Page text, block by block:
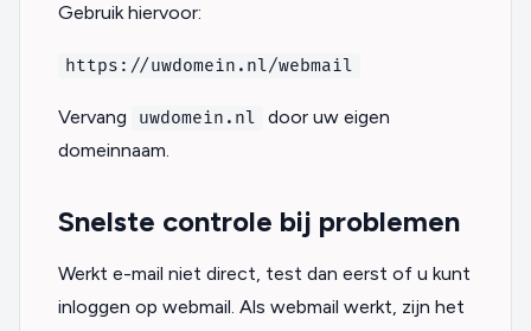
Gebruik hiervoor:
https://uwdomein.nl/webmail
Vervang uwdomein.nl
door uw eigen
domeinnaam.
Snelste controle bij problemen
Werkt e-mail niet direct, test dan eerst of u kunt
inloggen op webmail. Als webmail werkt, zijn het